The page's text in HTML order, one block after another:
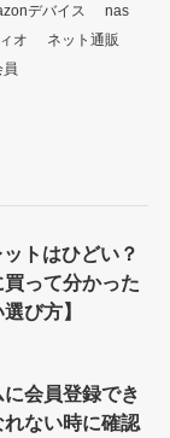
デバイス
nas
オ
ネット通販
員
トはひどい？
って分かった
び方】
会員登録でき
ない時に確認